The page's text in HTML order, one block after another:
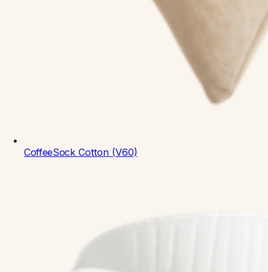
CoffeeSock Cotton (V60)